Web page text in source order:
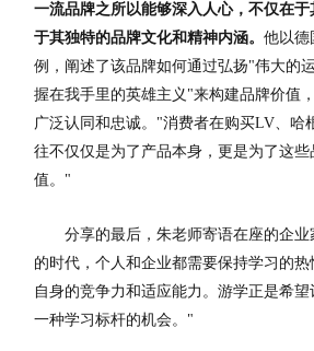
一流品牌之所以能够深入人心，不仅在
于其独特的品牌文化和精神内涵。他以德
例，阐述了该品牌如何通过弘扬"伟大的
握在我手里的英雄主义"来构建品牌价值
广泛认同和忠诚。"消费者在购买LV、哈
往不仅仅是为了产品本身，更是为了这
值。"
分享的最后，朱老师寄语在座的企
的时代，个人和企业都需要保持学习的
自身的竞争力和适应能力。游学正是希
一种学习标杆的机会。"